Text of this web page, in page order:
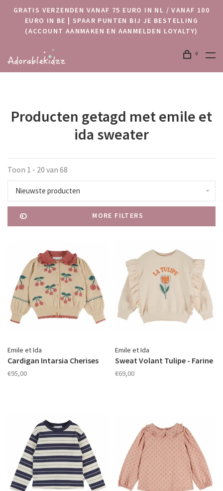
GRATIS VERZENDEN VANAF 75 EURO IN NL / VANAF 100
EURO IN BE | SPAAR PUNTEN BIJ JE BESTELLING
(ACCOUNT AANMAKEN EN AANMELDEN LOYALTY)
0
Producten getagd met emile et
ida sweater
Toon 1 - 20 van 68
Nieuwste producten
MORE FILTERS
Emile et Ida
Cardigan Intarsia Cherises
€95,00
Emile et Ida
Sweat Volant Tulipe - Farine
€69,00